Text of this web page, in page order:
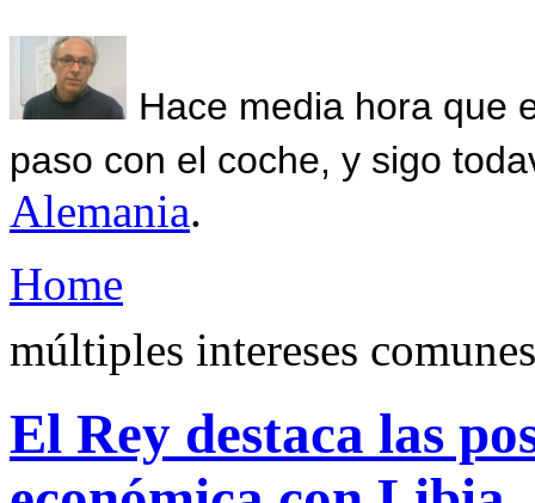
Hace media hora que
paso con el coche, y sigo
Alemania.
Home
múltiples intereses comunes
El Rey destaca las